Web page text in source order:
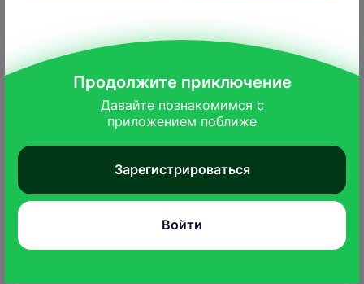
/wikimedia.org
Личинки зеленовато- или желтовато-
коричневые, с угловатыми выступами на
Продолжите приключение
Давайте познакомимся с
приложением поближе
Зарегистрироваться
Войти